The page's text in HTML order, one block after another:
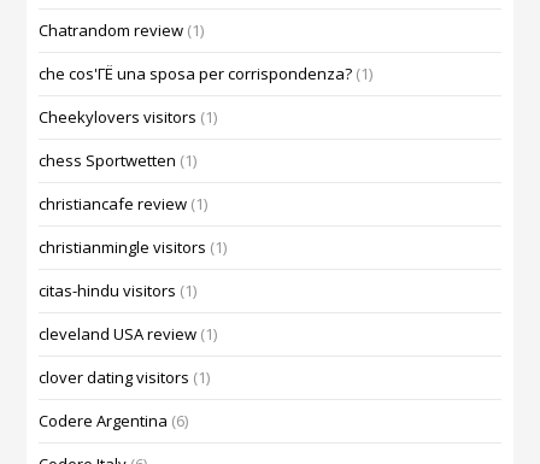
Chatrandom review (1)
che cos'ГЁ una sposa per corrispondenza? (1)
Cheekylovers visitors (1)
chess Sportwetten (1)
christiancafe review (1)
christianmingle visitors (1)
citas-hindu visitors (1)
cleveland USA review (1)
clover dating visitors (1)
Codere Argentina (6)